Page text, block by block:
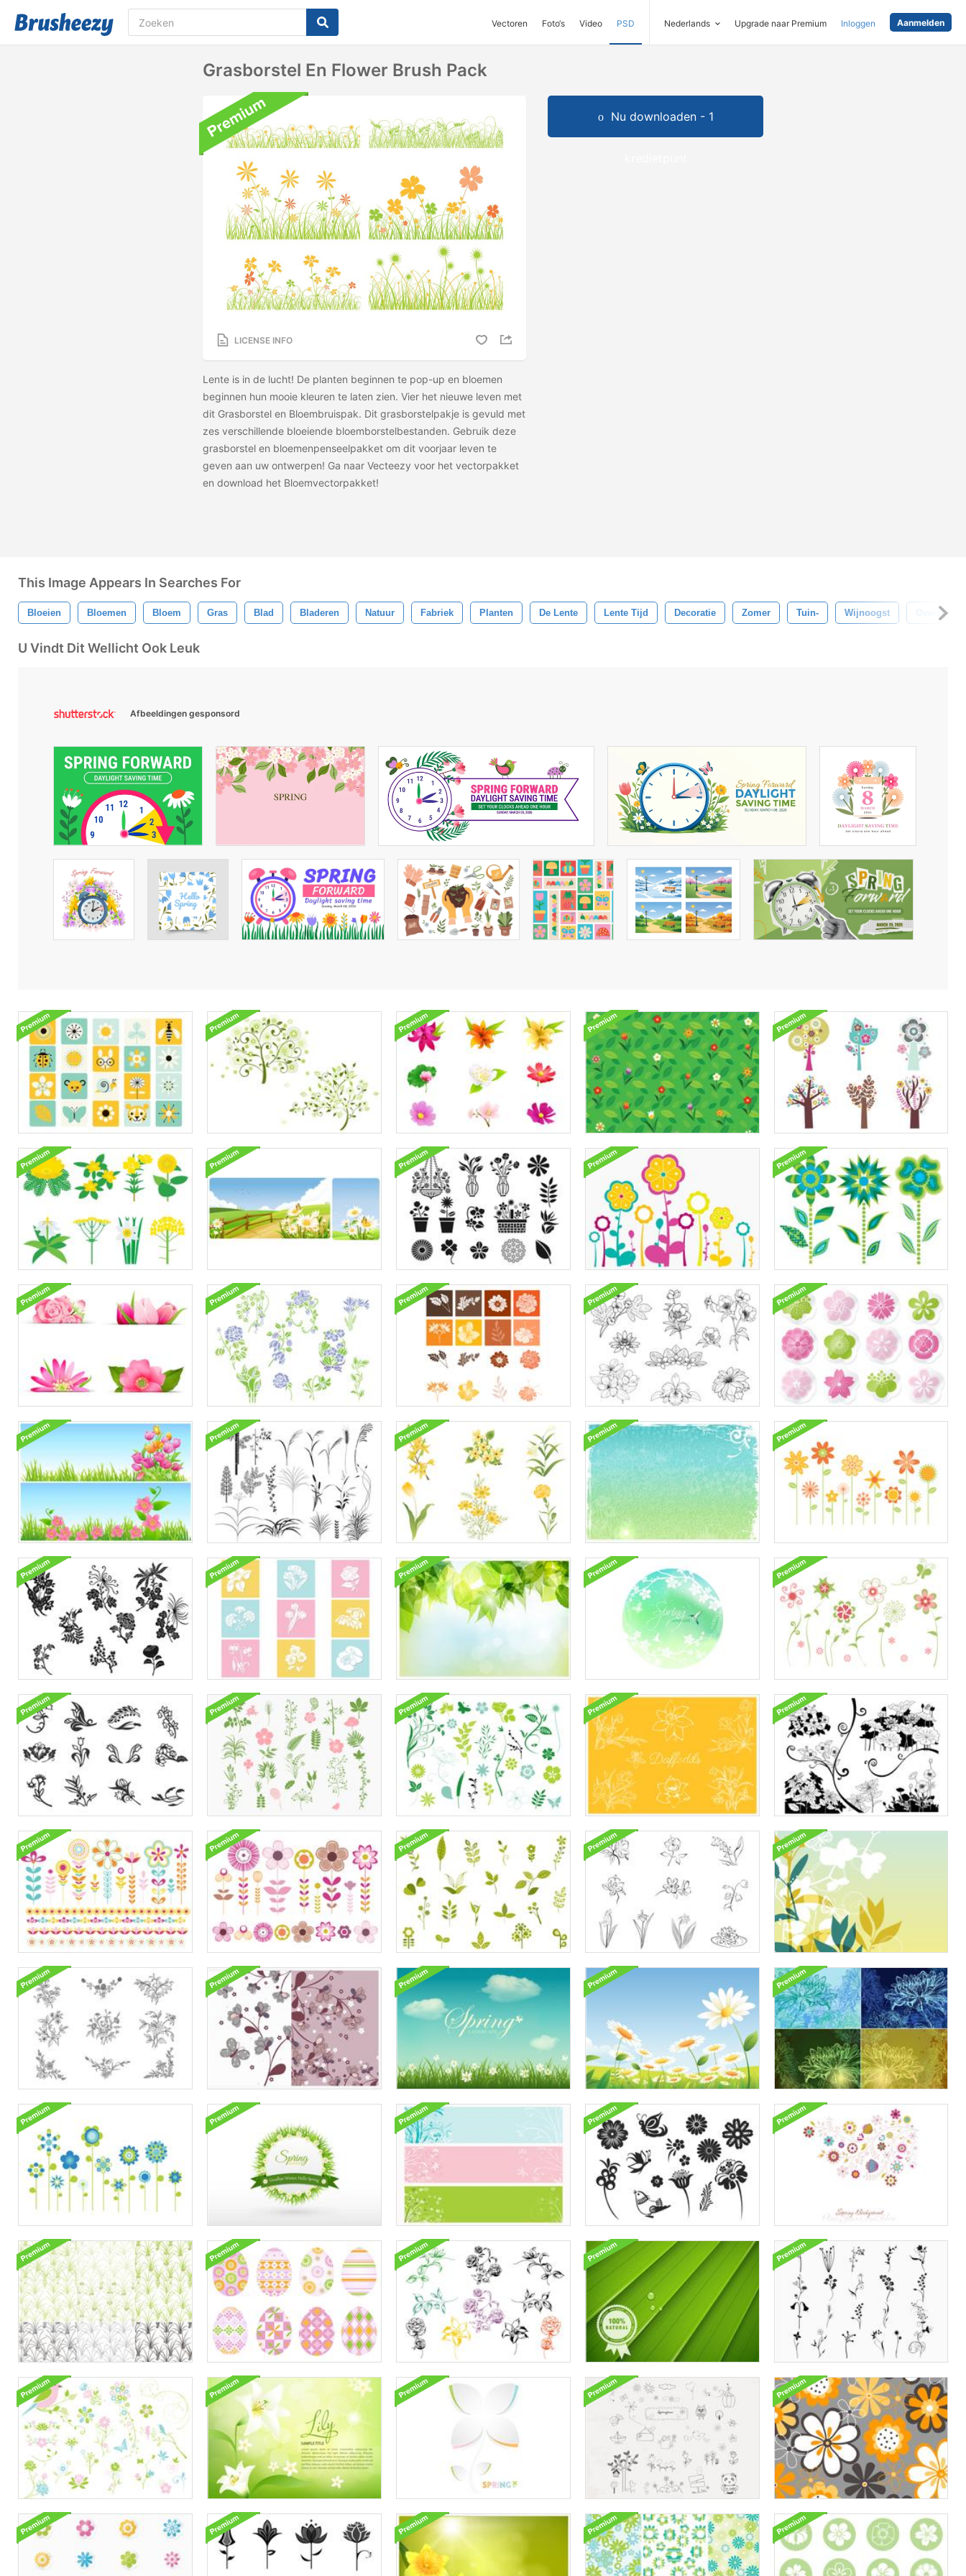
Vectoren Foto‘s Video PSD Nederlands Upgrade naar Premium Inloggen Aanmelden
Grasborstel En Flower Brush Pack
LICENSE INFO
Lente is in de lucht! De planten beginnen te pop-up en bloemen
beginnen hun mooie kleuren te laten zien. Vier het nieuwe leven met
dit Grasborstel en Bloembruispak. Dit grasborstelpakje is gevuld met
zes verschillende bloeiende bloemborstelbestanden. Gebruik deze
grasborstel en bloemenpenseelpakket om dit voorjaar leven te
geven aan uw ontwerpen! Ga naar Vecteezy voor het vectorpakket
en download het Bloemvectorpakket!
Nu downloaden - 1
This Image Appears In Searches For
Bloeien Bloemen Bloem Gras Blad Bladeren Natuur Fabriek Planten De Lente Lente Tijd Decoratie Zomer Tuin- Wijnoogst Overladen
U Vindt Dit Wellicht Ook Leuk
Afbeeldingen gesponsord